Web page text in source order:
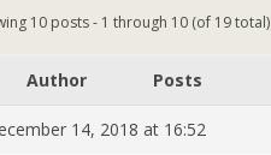
10 posts - 1 through 10 (of 19 total)
Author Posts
14, 2018 at 16:52